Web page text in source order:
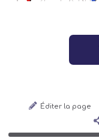
Éditer la page